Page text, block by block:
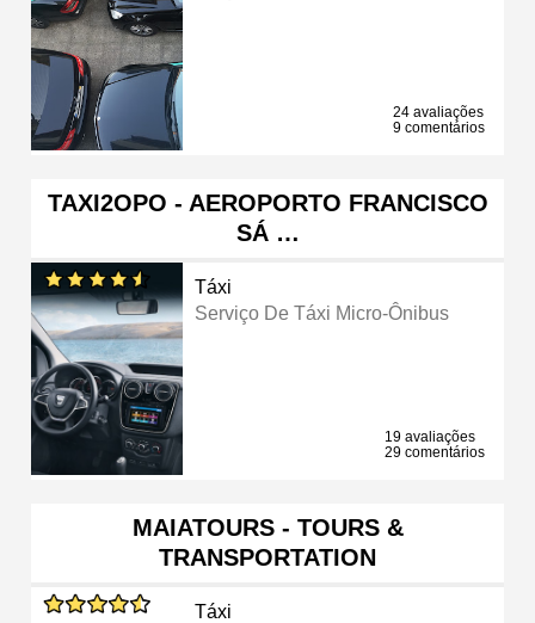
24 avaliações
9 comentários
TAXI2OPO - AEROPORTO FRANCISCO
SÁ …
Táxi
Serviço De Táxi Micro-Ônibus
19 avaliações
29 comentários
MAIATOURS - TOURS &
TRANSPORTATION
Táxi